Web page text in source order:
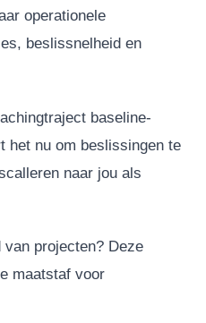
operationele
beslissnelheid en
baseline-
het nu om beslissingen te
naar jou als
projecten? Deze
maatstaf voor